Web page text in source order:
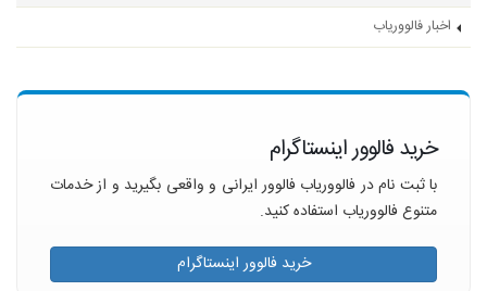
اخبار فالووریاب
خرید فالوور اینستاگرام
با ثبت نام در فالووریاب فالوور ایرانی و واقعی بگیرید و از خدمات
متنوع فالووریاب استفاده کنید.
خرید فالوور اینستاگرام